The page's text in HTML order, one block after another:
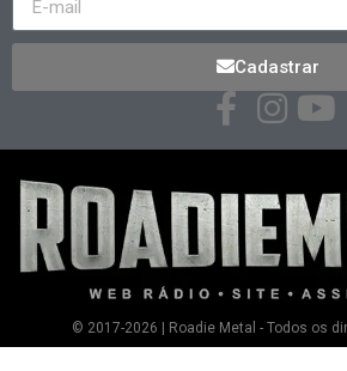
Cadastrar
© 2017-2026 | Roadie Metal - Todos os